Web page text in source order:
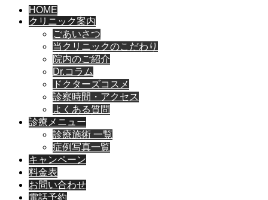
HOME
クリニック案内
ごあいさつ
当クリニックのこだわり
院内のご紹介
Dr.コラム
ドクターズコスメ
診察時間・アクセス
よくある質問
診療メニュー
診療施術 一覧
症例写真一覧
キャンペーン
料金表
お問い合わせ
電話予約